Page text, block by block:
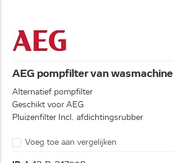
AEG pompfilter van
Alternatief pompfilter
Geschikt voor AEG
Pluizenfilter Incl. afdichtingsrubber
Voeg toe aan vergelijken